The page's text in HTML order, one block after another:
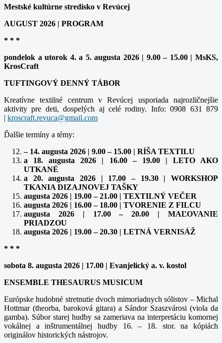
Mestské kultúrne stredisko v Revúcej
AUGUST 2026 | PROGRAM
* * *
pondelok a utorok 4. a 5. augusta 2026 | 9.00 – 15.00 | MsKS,
KrosCraft
TUFTINGOVÝ DENNÝ TÁBOR
Kreatívne textilné centrum v Revúcej usporiada najrozličnejšie
aktivity pre deti, dospelých aj celé rodiny. Info: 0908 631 879
| kroscraft.revuca@gmail.com
Ďalšie termíny a témy:
– 14. augusta 2026 | 9.00 – 15.00 | RÍŠA TEXTILU
a 18. augusta 2026 | 16.00 – 19.00 | LETO AKO
UTKANÉ
a 20. augusta 2026 | 17.00 – 19.30 | WORKSHOP
TKANIA DIZAJNOVEJ TAŠKY
augusta 2026 | 19.00 – 21.00 | TEXTILNÝ VEČER
augusta 2026 | 16.00 – 18.00 | TVORENIE Z FILCU
augusta 2026 | 17.00 – 20.00 | MAĽOVANIE
PRIADZOU
augusta 2026 | 19.00 – 20.30 | LETNÁ VERNISÁŽ
* * *
sobota 8. augusta 2026 | 17.00 | Evanjelický a. v. kostol
ENSEMBLE THESAURUS MUSICUM
Európske hudobné stretnutie dvoch mimoriadnych sólistov – Michal
Hottmar (theorba, baroková gitara) a Sándor Szaszvárosi (viola da
gamba). Súbor starej hudby sa zameriava na interpretáciu komornej
vokálnej a inštrumentálnej hudby 16. – 18. stor. na kópiách
originálov historických nástrojov.